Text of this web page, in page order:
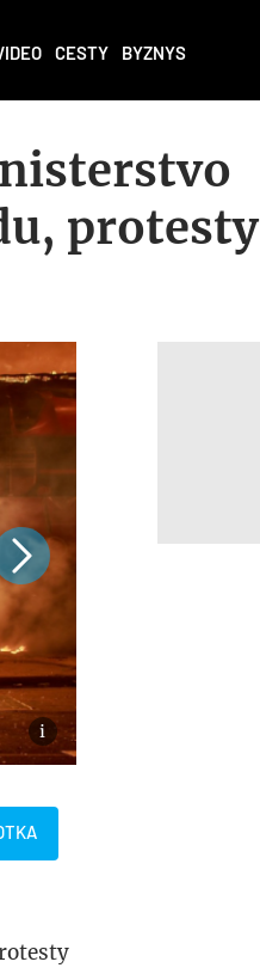
CESTY BYZNYS
protesty